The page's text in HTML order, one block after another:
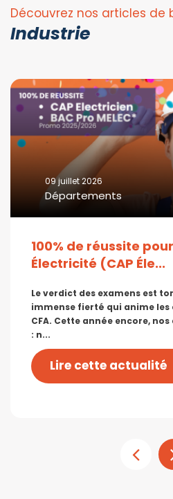
Découvrez nos articles de
Industrie
09 juillet 2026
Départements
100% de réussite
Électricité (CAP Éle...
Le verdict des examens est
immense fierté qui anime les
CFA. Cette année encore,
: n...
Lire cette actualité